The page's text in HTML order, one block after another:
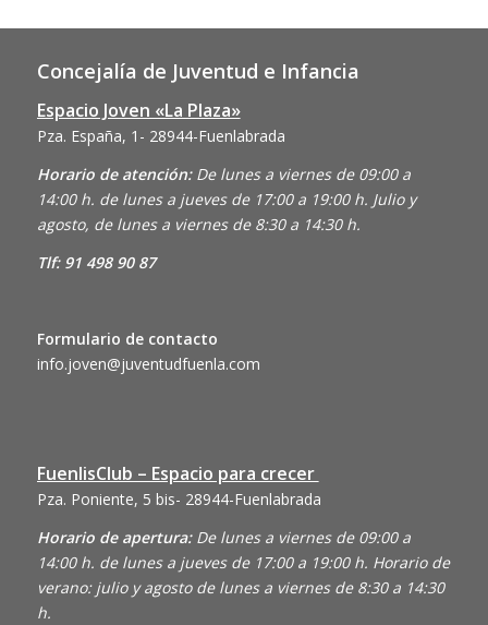
Concejalía de Juventud e Infancia
Espacio Joven «La Plaza»
Pza. España, 1- 28944-Fuenlabrada
Horario de atención: De lunes a viernes de 09:00 a
14:00 h. de lunes a jueves de 17:00 a 19:00 h. Julio y
agosto, de lunes a viernes de 8:30 a 14:30 h.
Tlf: 91 498 90 87
Formulario de contacto
info.joven@juventudfuenla.com
FuenlisClub – Espacio para crecer
Pza. Poniente, 5 bis- 28944-Fuenlabrada
Horario de apertura:De lunes a viernes de 09:00 a
14:00 h. de lunes a jueves de 17:00 a 19:00 h. Horario de
verano: julio y agosto de lunes a viernes de 8:30 a 14:30
h.